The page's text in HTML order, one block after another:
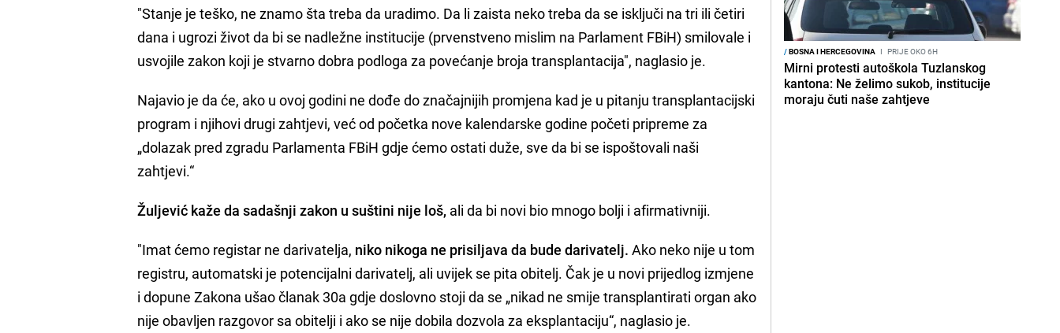
"Stanje je teško, ne znamo šta treba da uradimo. Da li zaista neko treba da se isključi na tri ili četiri
dana i ugrozi život da bi se nadležne institucije (prvenstveno mislim na Parlament FBiH) smilovale i
usvojile zakon koji je stvarno dobra podloga za povećanje broja transplantacija", naglasio je.
Najavio je da će, ako u ovoj godini ne dođe do značajnijih promjena kad je u pitanju transplantacijski
program i njihovi drugi zahtjevi, već od početka nove kalendarske godine početi pripreme za
„dolazak pred zgradu Parlamenta FBiH gdje ćemo ostati duže, sve da bi se ispoštovali naši
zahtjevi.“
Žuljević kaže da sadašnji zakon u suštini nije loš, ali da bi novi bio mnogo bolji i afirmativniji.
"Imat ćemo registar ne darivatelja, niko nikoga ne prisiljava da bude darivatelj. Ako neko nije u tom
registru, automatski je potencijalni darivatelj, ali uvijek se pita obitelj. Čak je u novi prijedlog izmjene
i dopune Zakona ušao članak 30a gdje doslovno stoji da se „nikad ne smije transplantirati organ ako
nije obavljen razgovor sa obitelji i ako se nije dobila dozvola za eksplantaciju“, naglasio je.
/BOSNA I HERCEGOVINA I PRIJE OKO 6H
Mirni protesti autoškola Tuzlanskog
kantona: Ne želimo sukob, institucije
moraju čuti naše zahtjeve